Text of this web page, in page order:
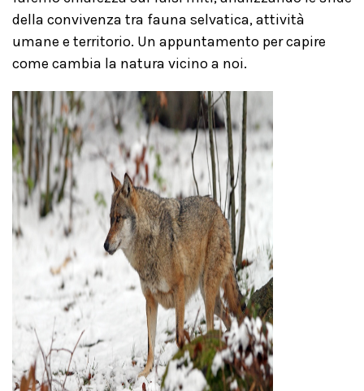
della convivenza tra fauna selvatica, attività
umane e territorio. Un appuntamento per capire
come cambia la natura vicino a noi.